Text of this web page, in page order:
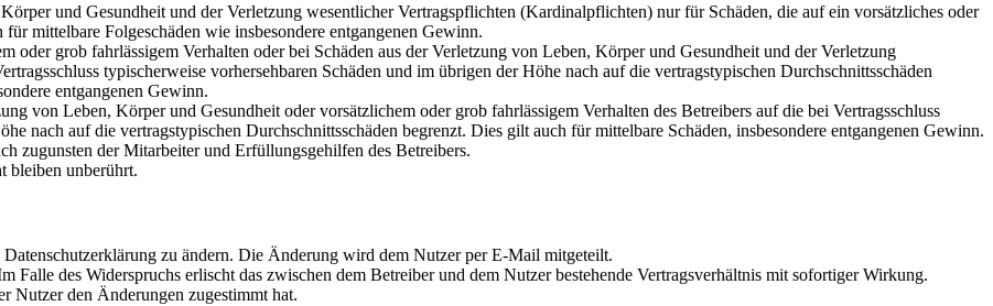
und Gesundheit und der Verletzung wesentlicher Vertragspflichten (Kardinalpflichten) nur für Schäden, die auf ein vorsätzliches oder
mittelbare Folgeschäden wie insbesondere entgangenen Gewinn.
oder grob fahrlässigem Verhalten oder bei Schäden aus der Verletzung von Leben, Körper und Gesundheit und der Verletzung
typischerweise vorhersehbaren Schäden und im übrigen der Höhe nach auf die vertragstypischen Durchschnittsschäden
entgangenen Gewinn.
von Leben, Körper und Gesundheit oder vorsätzlichem oder grob fahrlässigem Verhalten des Betreibers auf die bei Vertragsschluss
nach auf die vertragstypischen Durchschnittsschäden begrenzt. Dies gilt auch für mittelbare Schäden, insbesondere entgangenen Gewinn.
zugunsten der Mitarbeiter und Erfüllungsgehilfen des Betreibers.
bleiben unberührt.
zu ändern. Die Änderung wird dem Nutzer per E-Mail mitgeteilt.
Falle des Widerspruchs erlischt das zwischen dem Betreiber und dem Nutzer bestehende Vertragsverhältnis mit sofortiger Wirkung.
Nutzer den Änderungen zugestimmt hat.